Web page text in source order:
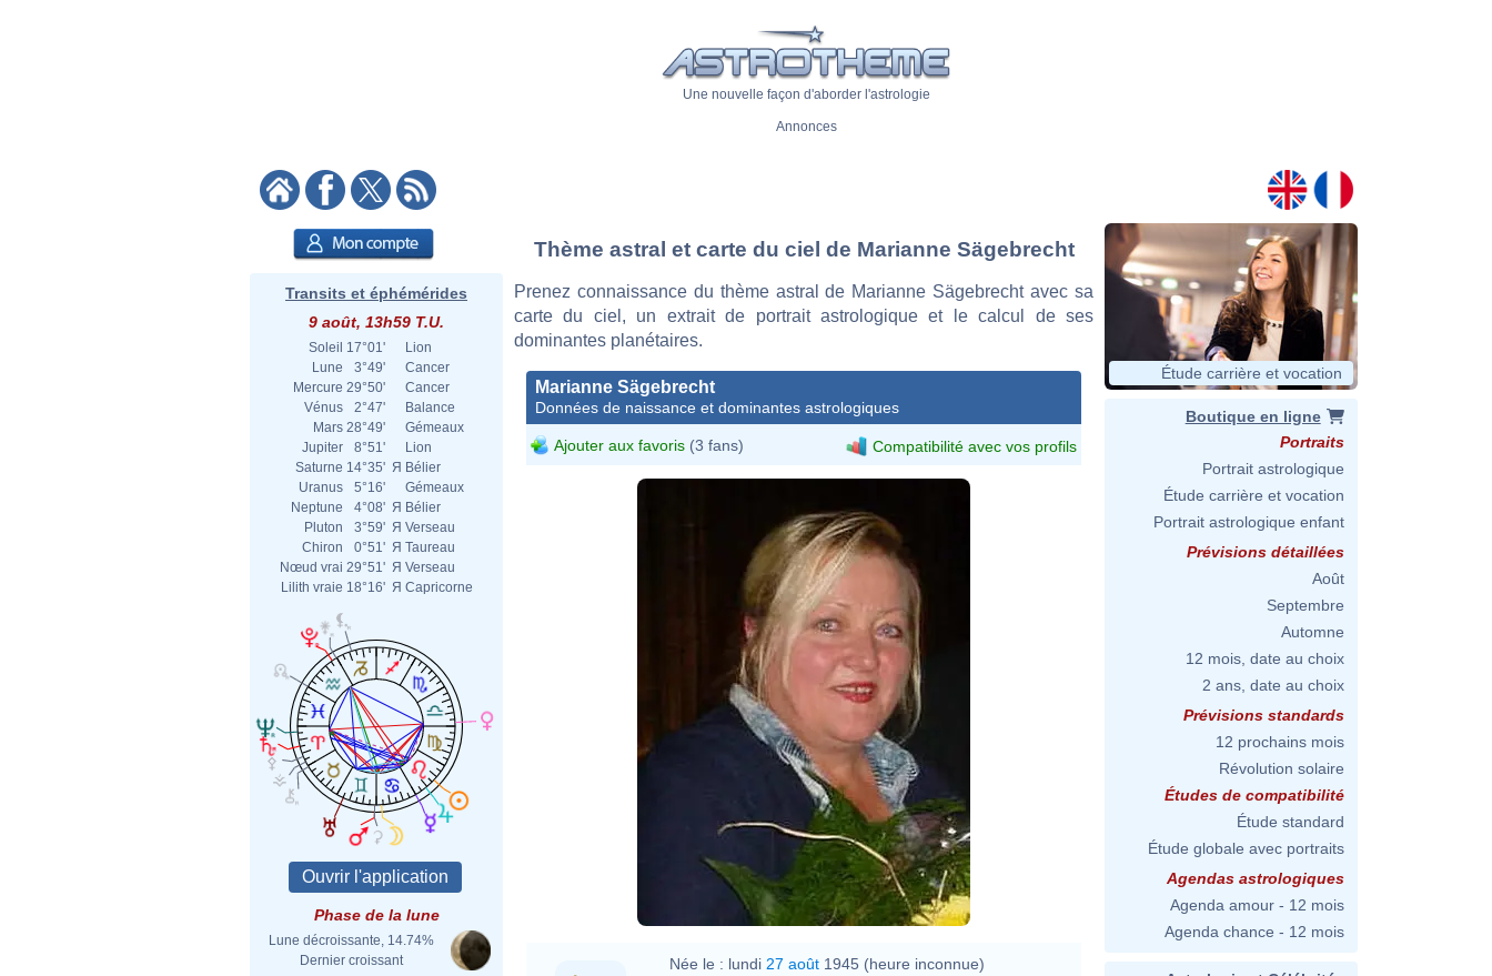
Une nouvelle façon d'aborder l'astrologie
Annonces
Transits et éphémérides
9 août, 13h59 T.U.
Soleil 17°01'
Lion
Lune
3°49'
Cancer
Mercure 29°50'
Cancer
Vénus
2°47'
Balance
Mars 28°49'
Gémeaux
Jupiter
8°51'
Lion
Saturne 14°35' Я Bélier
Uranus
5°16'
Gémeaux
Neptune
4°08' Я Bélier
Pluton
3°59' Я Verseau
Chiron
0°51' Я Taureau
Nœud vrai 29°51' Я Verseau
Lilith vraie 18°16' Я Capricorne
Phase de la lune
Lune décroissante, 14.74%
Dernier croissant
Thème astral et carte du ciel de Marianne Sägebrecht
Prenez connaissance du thème astral de Marianne Sägebrecht avec sa
carte du ciel, un extrait de portrait astrologique et le calcul de ses
dominantes planétaires.
Marianne Sägebrecht
Données de naissance et dominantes astrologiques
Ajouter aux favoris (3 fans) Compatibilité avec vos profils
Née le : lundi 27 août 1945 (heure inconnue)
Étude carrière et vocation
Boutique en ligne
Portraits
Portrait astrologique
Étude carrière et vocation
Portrait astrologique enfant
Prévisions détaillées
Août
Septembre
Automne
12 mois, date au choix
2 ans, date au choix
Prévisions standards
12 prochains mois
Révolution solaire
Études de compatibilité
Étude standard
Étude globale avec portraits
Agendas astrologiques
Agenda amour - 12 mois
Agenda chance - 12 mois